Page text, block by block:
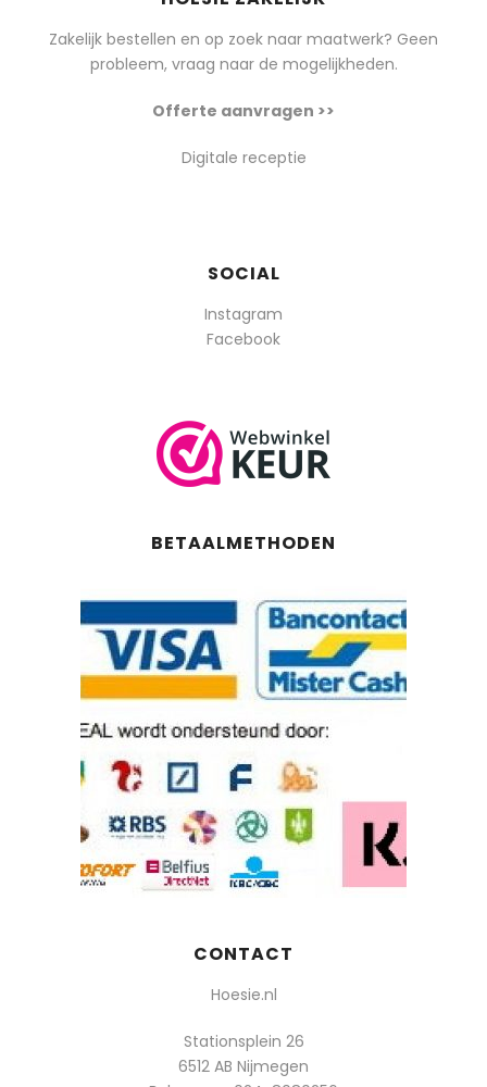
Zakelijk bestellen en op zoek naar maatwerk? Geen
probleem, vraag naar de mogelijkheden.
Offerte aanvragen >>
Digitale receptie
SOCIAL
Instagram
Facebook
BETAALMETHODEN
CONTACT
Hoesie.nl
Stationsplein 26
6512 AB Nijmegen